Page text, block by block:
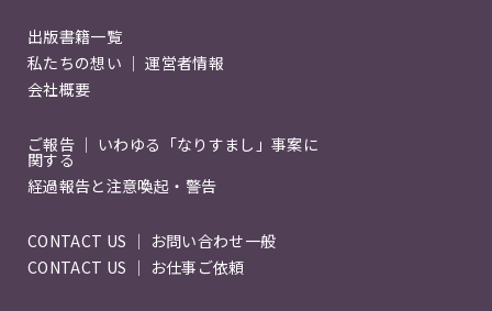
出版書籍一覧
私たちの想い ｜ 運営者情報
会社概要
ご報告 ｜ いわゆる「なりすまし」事案に
関する
経過報告と注意喚起・警告
CONTACT US ｜ お問い合わせ一般
CONTACT US ｜ お仕事ご依頼